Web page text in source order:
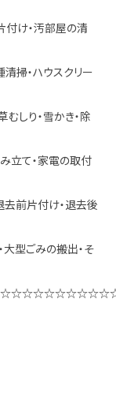
付け・汚部屋の清
清掃・ハウスクリー
しり・雪かき・除
立て・家電の取付
去前片付け・退去後
大型ごみの搬出・そ